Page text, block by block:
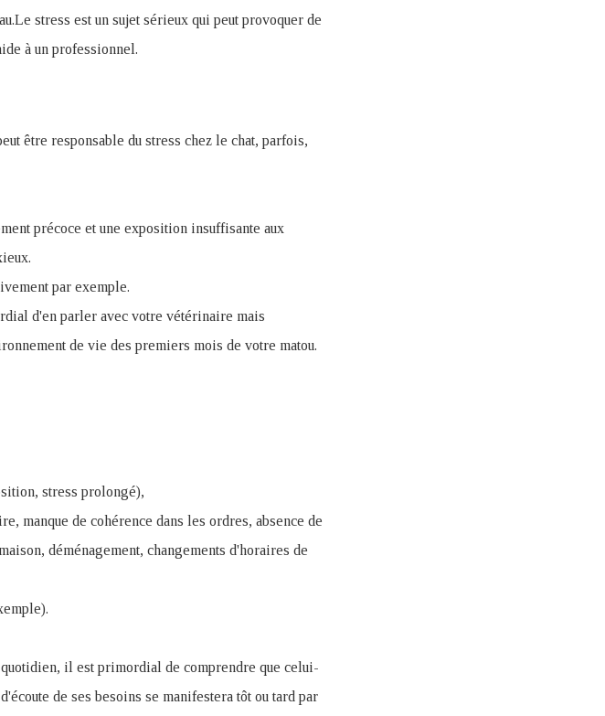
stress est un sujet sérieux qui peut provoquer de
à un professionnel.
être responsable du stress chez le chat, parfois,
précoce et une exposition insuffisante aux
par exemple.
d'en parler avec votre vétérinaire mais
de vie des premiers mois de votre matou.
stress prolongé),
manque de cohérence dans les ordres, absence de
déménagement, changements d'horaires de
il est primordial de comprendre que celui-
de ses besoins se manifestera tôt ou tard par